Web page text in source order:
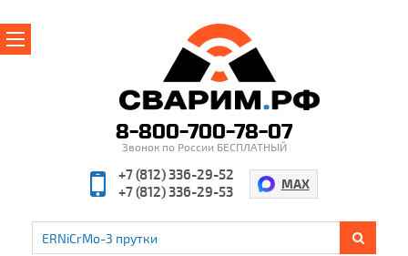
Производители
Полезная информация
8-800-700-78-07
Звонок по России БЕСПЛАТНЫЙ
+7 (812) 336-29-52
+7 (812) 336-29-53
MAX